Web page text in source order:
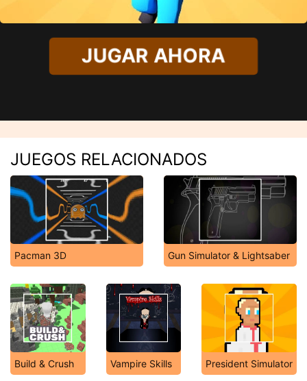
JUGAR AHORA
JUEGOS RELACIONADOS
Pacman 3D Gun Simulator & Lightsaber
Build & Crush Vampire Skills President Simulator